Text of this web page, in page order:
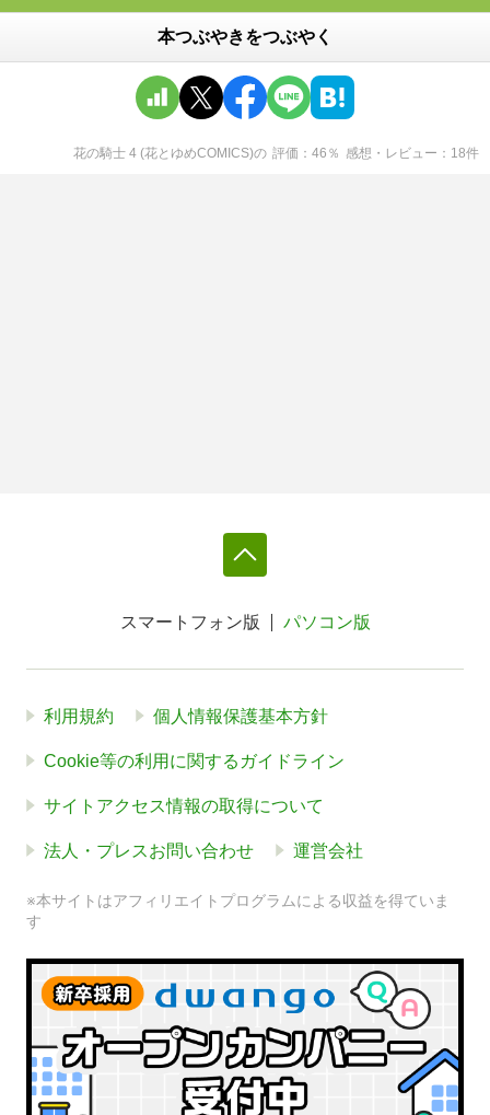
本つぶやきをつぶやく
花の騎士 4 (花とゆめCOMICS)の 評価 46 ％ 感想・レビュー 18件
スマートフォン版 パソコン版
利用規約 個人情報保護基本方針
Cookie等の利用に関するガイドライン
サイトアクセス情報の取得について
法人・プレスお問い合わせ 運営会社
※本サイトはアフィリエイトプログラムによる収益を得ていま
す